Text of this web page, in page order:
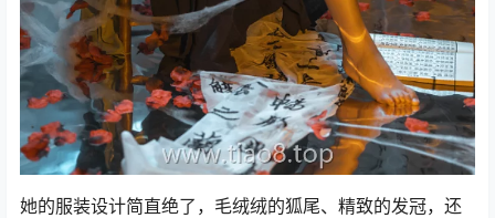
她的服装设计简直绝了，毛绒绒的狐尾、精致的发冠，还